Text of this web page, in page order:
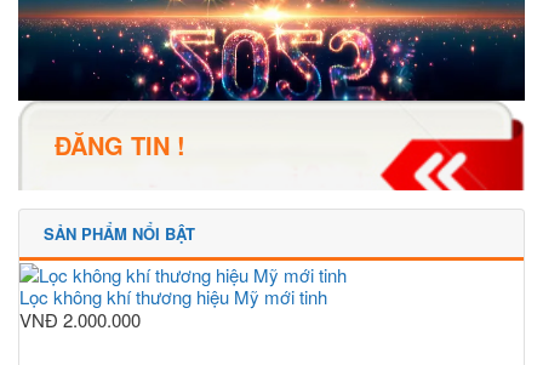
ĐĂNG TIN !
SẢN PHẨM NỔI BẬT
Lọc không khí thương hiệu Mỹ mới tinh
VNĐ 2.000.000